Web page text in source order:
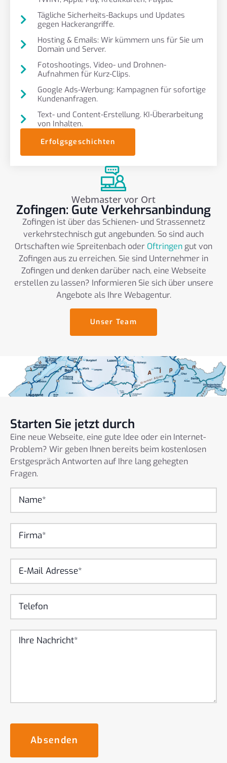
Tägliche Sicherheits-Backups und Updates
gegen Hackerangriffe.
Hosting & Emails: Wir kümmern uns für Sie um
Domain und Server.
Fotoshootings, Video- und Drohnen-
Aufnahmen für Kurz-Clips.
Google Ads-Werbung: Kampagnen für sofortige
Kundenanfragen.
Text- und Content-Erstellung. KI-Überarbeitung
von Inhalten.
Erfolgsgeschichten
Webmaster vor Ort
Zofingen: Gute Verkehrsanbindung
Zofingen ist über das Schienen- und Strassennetz
verkehrstechnisch gut angebunden. So sind auch
Ortschaften wie Spreitenbach oder Oftringen gut von
Zofingen aus zu erreichen. Sie sind Unternehmer in
Zofingen und denken darüber nach, eine Webseite
erstellen zu lassen? Informieren Sie sich über unsere
Angebote als Ihre Webagentur.
Unser Team
Starten Sie jetzt durch
Eine neue Webseite, eine gute Idee oder ein Internet-
Problem? Wir geben Ihnen bereits beim kostenlosen
Erstgespräch Antworten auf Ihre lang gehegten
Fragen.
Absenden